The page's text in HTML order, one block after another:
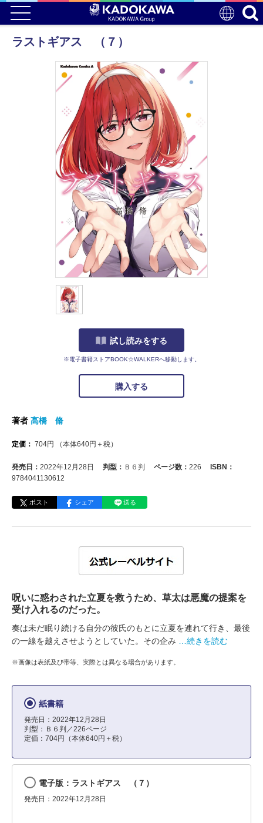
ラストギアス （７）
試し読みをする
※電子書籍ストアBOOK☆WALKERへ移動します。
購入する
著者 高橋 脩
定価： 704円 （本体640円＋税）
発売日： 2022年12月28日 判型： Ｂ６判 ページ数： 226
ISBN：
9784041130612
ポスト シェア 送る
呪いに惑わされた立夏を救うため、草太は悪魔の提案を
受け入れるのだった。
奏は未だ眠り続ける自分の彼氏のもとに立夏を連れて行き、最後
の一線を越えさせようとしていた。その企み
…続きを読む
※画像は表紙及び帯等、実際とは異なる場合があります。
紙書籍
発売日：2022年12月28日
判型：Ｂ６判／226ページ
定価：704円（本体640円＋税）
電子版：ラストギアス （７）
発売日：2022年12月28日